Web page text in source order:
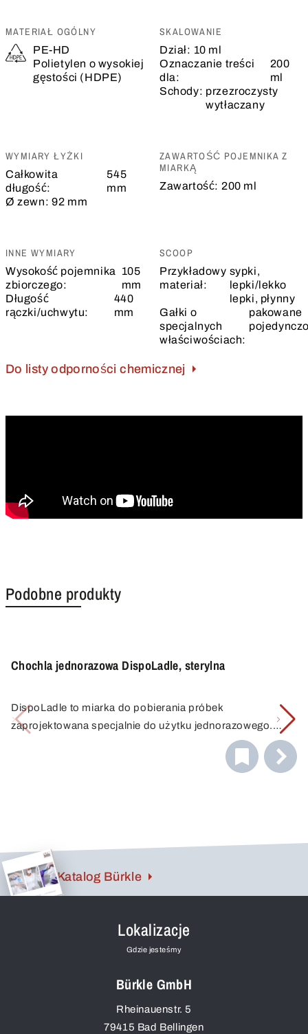
MATERIAŁ OGÓLNY
PE-HD
Polietylen o wysokiej
gęstości (HDPE)
SKALOWANIE
Dział: 10 ml
Oznaczanie treści
dla:
200
ml
Schody: przezroczysty
wytłaczany
WYMIARY ŁYŻKI
Całkowita
długość:
545
mm
Ø zewn: 92 mm
ZAWARTOŚĆ POJEMNIKA Z
MIARKĄ
Zawartość: 200 ml
INNE WYMIARY
Wysokość pojemnika
zbiorczego:
105
mm
Długość
rączki/uchwytu:
440
mm
SCOOP
Przykładowy
materiał:
sypki,
lepki/lekko
lepki, płynny
Gałki o
specjalnych
właściwościach:
pakowane
Do listy odporności chemicznej
Podobne produkty
Chochla jednorazowa DispoLadle, sterylna
DispoLadle to miarka do pobierania próbek
zaprojektowana specjalnie do użytku jednorazowego.
Skalowana miarka z wytłoczeniami może być używana do
odmierzania. Pokazuje zawartość w odstępach co 10 ml,
Katalog Bürkle
Lokalizacje
Gdzie jesteśmy
Bürkle GmbH
Rheinauenstr. 5
79415 Bad Bellingen